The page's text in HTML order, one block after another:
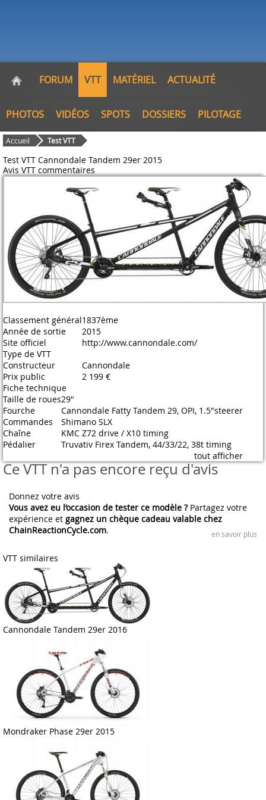
FORUM VTT MATÉRIEL ACTUALITÉ
PHOTOS VIDÉOS SPOTS DOSSIERS PILOTAGE
Accueil Test VTT
Test VTT Cannondale Tandem 29er 2015
Avis VTT commentaires
Classement général1837ème
Année de sortie
2015
Site officiel
http://www.cannondale.com/
Type de VTT
Constructeur
Cannondale
Prix public
2 199 €
Fiche technique
Taille de roues29"
Fourche
Cannondale Fatty Tandem 29, OPI, 1.5"steerer
Commandes
Shimano SLX
Chaîne
KMC Z72 drive / X10 timing
Pédalier
Truvativ Firex Tandem, 44/33/22, 38t timing
tout afficher
Ce VTT n'a pas encore reçu d'avis
Donnez votre avis
Vous avez eu l’occasion de tester ce modèle ?Partagez votre
expérience et gagnez un chèque cadeau valable chez
ChainReactionCycle.com. en savoir plus
VTT similaires
Cannondale Tandem 29er 2016
Mondraker Phase 29er 2015